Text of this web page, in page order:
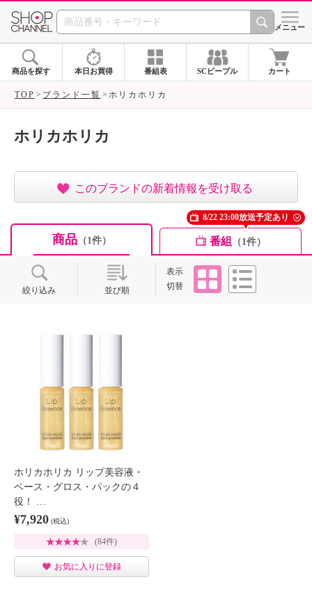
SHOP CHANNEL ショッ
メニュー
商品を探す 本日お買得 番組表 SCピープル カート
TOP ブランド一覧 ホリカホリカ
ホリカホリカ
このブランドの新着情報を受け取る
商品（1件） 番組 （1件）
8/22 23:00放送予定あり
絞り込み 並び順
表示
切替
タイル
ホリカホリカ リップ美容液・
ベース・グロス・パックの４
役！ …
¥7,920 (税込)
(84件)
お気に入りに登録